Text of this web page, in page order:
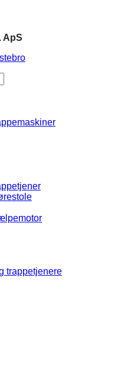
ApS
trappetjenere